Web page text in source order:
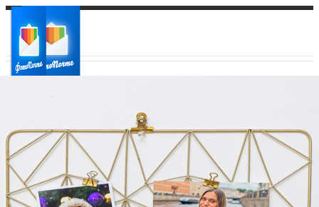
Ваш город:
Ваш регион доставки
Выберите из списка: